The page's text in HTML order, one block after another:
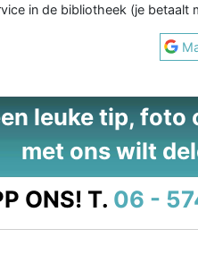
in de bibliotheek (je betaalt
leuke tip, foto
met ons wilt
ONS! T. 06 -